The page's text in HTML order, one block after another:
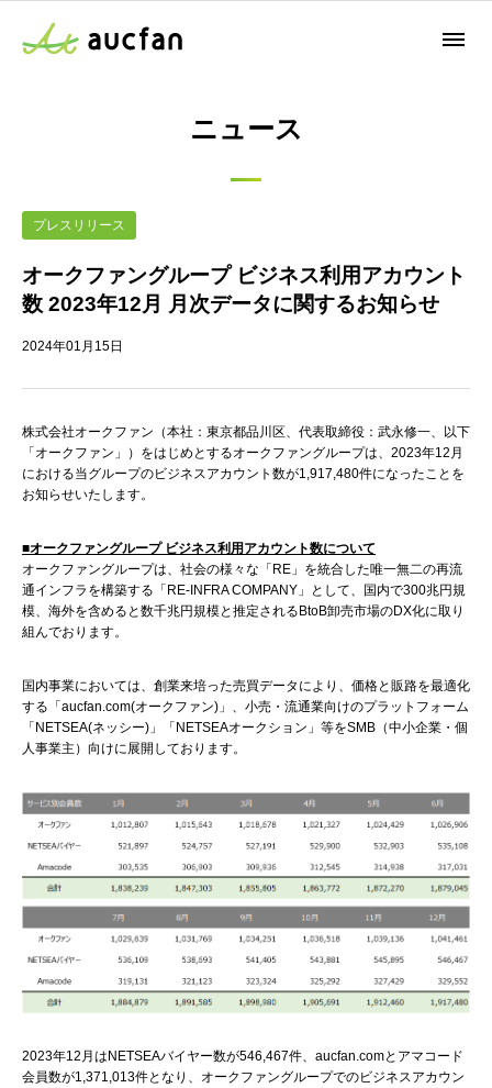
ニュース
プレスリリース
オークファングループ ビジネス利用アカウント
数 2023年12月 月次データに関するお知らせ
2024年01月15日
株式会社オークファン（本社：東京都品川区、代表取締役：武永修一、以下
「オークファン」）をはじめとするオークファングループは、2023年12月
における当グループのビジネスアカウント数が1,917,480件になったことを
お知らせいたします。
■オークファングループ ビジネス利用アカウント数について
オークファングループは、社会の様々な「RE」を統合した唯一無二の再流
通インフラを構築する「RE-INFRA COMPANY」として、国内で300兆円規
模、海外を含めると数千兆円規模と推定されるBtoB卸売市場のDX化に取り
組んでおります。
国内事業においては、創業来培った売買データにより、価格と販路を最適化
する「aucfan.com(オークファン)」、小売・流通業向けのプラットフォーム
「NETSEA(ネッシー)」「NETSEAオークション」等をSMB（中小企業・個
人事業主）向けに展開しております。
2023年12月はNETSEAバイヤー数が546,467件、aucfan.comとアマコード
会員数が1,371,013件となり、オークファングループでのビジネスアカウン